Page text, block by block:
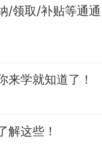
/领取/补贴等通通
来学就知道了！
解这些！